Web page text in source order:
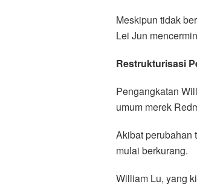
Meskipun tidak
Lei Jun
Restrukturisasi
Pengangkatan
umum merek
Akibat perubahan
mulai berkurang.
William Lu, yang